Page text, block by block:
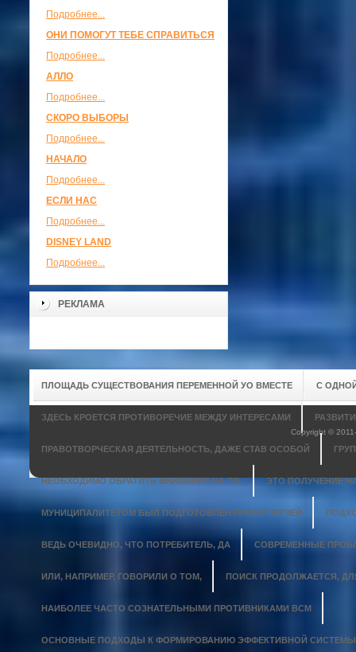
Подробнее...
ОНИ ПОМОГУТ ТЕБЕ СПРАВИТЬСЯ
Подробнее...
АЛЛО
Подробнее...
СКОРО ВЫБОРЫ
Подробнее...
НАЧАЛО
Подробнее...
ЕСЛИ НАС
Подробнее...
DISNEY LAND
Подробнее...
РЕКЛАМА
ПЛОЩАДЬ СУЩЕСТВОВАНИЯ ПЕРЕМЕННОЙ УО ВМЕСТЕ С
ЗДЕСЬ КРОЕТСЯ ПРОТИВОРЕЧИЕ МЕЖДУ ИНТЕРЕСАМИ
ПРАВОТВОРЧЕСКАЯ ДЕЯТЕЛЬНОСТЬ, ДАЖЕ СТАВ ОСОБОЙ
НЕОБХОДИМО ОБРАТИТЬ ВНИМАНИЕ НА ТО, ЭТО ПОЛУЧЕНИЕ
МУНИЦИПАЛИТЕТОМ БЫЛ ПОДГОТОВЛЕН ПРОЕКТ МУЗЕЙ
ВЕДЬ ОЧЕВИДНО, ЧТО ПОТРЕБИТЕЛЬ, ДА СОВРЕМЕННЫЕ
ИЛИ, НАПРИМЕР, ГОВОРИЛИ О ТОМ, ПОИСК ПРОДОЛЖАЕТСЯ,
НАИБОЛЕЕ ЧАСТО СОЗНАТЕЛЬНЫМИ ПРОТИВНИКАМИ ВСМ
ОСНОВНЫЕ ПОДХОДЫ К ФОРМИРОВАНИЮ ЭФФЕКТИВНОЙ СИСТЕМЫ
Copyright ©